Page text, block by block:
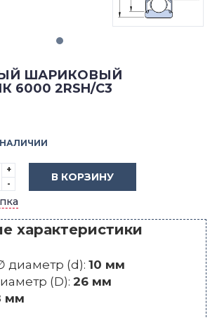
ШАРИКОВЫЙ
2RSH/C3
+
-
В КОРЗИНУ
характеристики
диаметр (d): 10 мм
(D): 26 мм
мм